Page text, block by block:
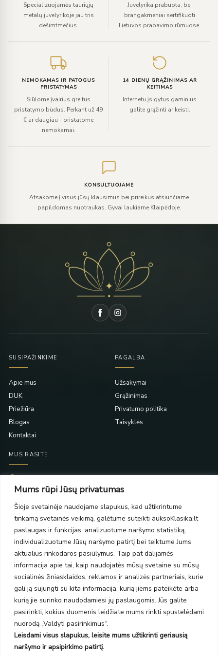
Mums rūpi Jūsų privatumas
Šioje svetainėje naudojame slapukus, kad užtikrintume
tinkamą svetainės veikimą, galėtume suteikti auksoKlasika.lt
paslaugas ir funkcijas, analizuotume naršymo statistiką,
individualizuotume Jūsų naršymo patirtį bei teiktume Jums
aktualius rinkodaros pasiūlymus. Taip pat dalijamės
informacija apie tai, kaip naudojatės mūsų svetaine su mūsų
socialinės žiniasklaidos, reklamos ir analizės partneriais, kurie
gali ją sujungti su kita informacija, kurią jiems pateikėte arba
kurią jie surinko naudodamiesi jų paslaugomis. Jūs galite
pasirinkti, kokius duomenis leidžiate mums rinkti spustelėdami
nuorodą „Valdyti pasirinkimus“.
Leisdami visus slapukus, leisite mums užtikrinti geriausią
naršymo ir apsipirkimo patirtį.
Specializuojamės tauriųjų
metalų juvelyrikoje jau tris
dešimtmečius.
Juvelyrika prabuota, bei
brangakmeniai sertifikuoti
Lietuvos prabavimo rūmuose.
NEMOKAMAS IR PATOGUS
PRISTATYMAS
Siūlome įvairius greitus
pristatymo būdus. Perkant už 49
€ ar daugiau - pristatome
nemokamai.
14 DIENŲ GRĄŽINIMAS AR
KEITIMAS
Internetu įsigytus gaminius
galite grąžinti ar keisti.
KONSULTUOJAME
Atsakome į visus jūsų klausimus bei prireikus atsiunčiame
papildomas nuotraukas. Gyvai laukiame Klaipėdoje.
SUSIPAŽINKIME
Apie mus
DUK
Priežiūra
Blogas
Kontaktai
PAGALBA
Užsakymai
Grąžinimas
Privatumo politika
Taisyklės
MUS RASITE
PC Molas, Klaipėda
PC BIG 2, Klaipėda
Šilutės pl. 35
PC Banginis, Klaipėda
NAUJIENLAIŠKIS
Prenumeruokite ir gaukite pasiūlymus, naujienas bei riboto
leidimo kolekcijas.
SIŲSTI